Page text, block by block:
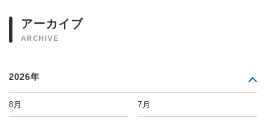
アーカイブ
ARCHIVE
2026年
8月 7月